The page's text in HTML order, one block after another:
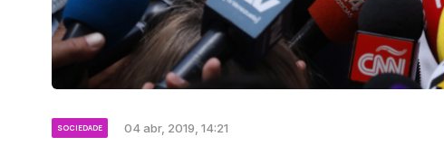
SOCIEDADE 04 abr, 2019, 14:21